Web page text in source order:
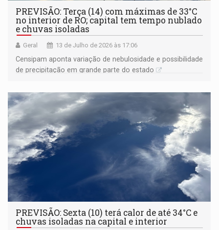
PREVISÃO: Terça (14) com máximas de 33°C
no interior de RO; capital tem tempo nublado
e chuvas isoladas
Geral 13 de Julho de 2026 às 17:06
Censipam aponta variação de nebulosidade e possibilidade
de precipitação em grande parte do estado
PREVISÃO: Sexta (10) terá calor de até 34°C e
chuvas isoladas na capital e interior